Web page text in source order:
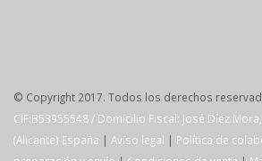
© Copyright 2017. Todos los derechos
CIF:B53955548 / Domicilio Fiscal: José Díez
(Alicante) España | Aviso legal | Política de